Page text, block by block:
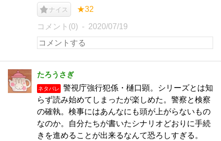
ナイス ★32
コメント(0) 2020/07/19
たろうさぎ
ネタバレ
警視庁強行犯係・樋口顕。シリーズとは知
らず読み始めてしまったが楽しめた。警察と検察
の確執。検事にはあんなにも頭が上がらないもの
なのか。自分たちが書いたシナリオどおりに手続
きを進めることが出来るなんて恐ろしすぎる。